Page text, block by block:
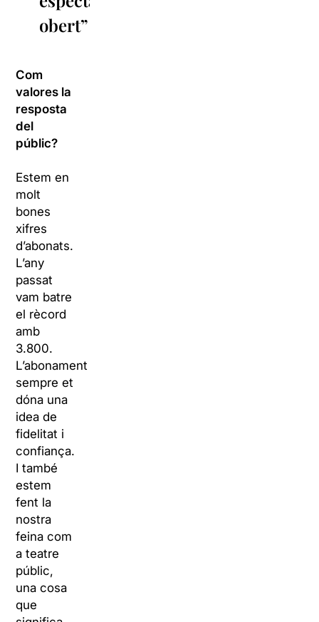
obert”
Com
valores la
resposta
del
públic?
Estem en
molt
bones
xifres
d’abonats.
L’any
passat
vam batre
el rècord
amb
3.800.
L’abonament
sempre et
dóna una
idea de
fidelitat i
confiança.
I també
estem
fent la
nostra
feina com
a teatre
públic,
una cosa
que